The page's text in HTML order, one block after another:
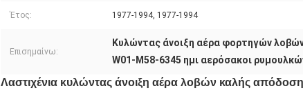
Έτος: 1977-1994, 1977-1994
Επισημαίνω:
Κυλώντας άνοιξη αέρα φορτηγών
W01-M58-6345 ημι αερόσακοι
Λαστιχένια κυλώντας άνοιξη αέρα λοβών καλής